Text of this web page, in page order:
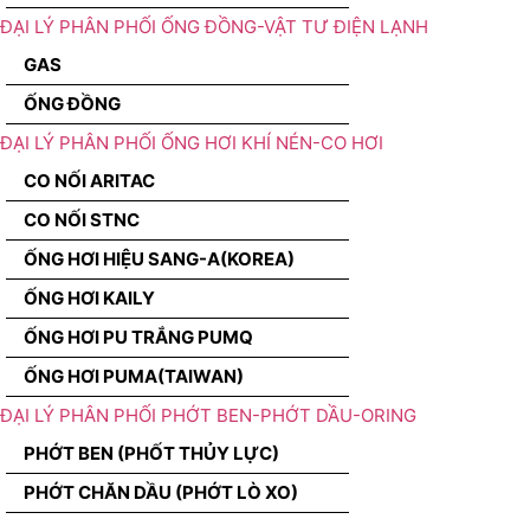
ĐẠI LÝ PHÂN PHỐI ỐNG ĐỒNG-VẬT TƯ ĐIỆN LẠNH
GAS
ỐNG ĐỒNG
ĐẠI LÝ PHÂN PHỐI ỐNG HƠI KHÍ NÉN-CO HƠI
CO NỐI ARITAC
CO NỐI STNC
ỐNG HƠI HIỆU SANG-A(KOREA)
ỐNG HƠI KAILY
ỐNG HƠI PU TRẮNG PUMQ
ỐNG HƠI PUMA(TAIWAN)
ĐẠI LÝ PHÂN PHỐI PHỚT BEN-PHỚT DẦU-ORING
PHỚT BEN (PHỐT THỦY LỰC)
PHỚT CHĂN DẦU (PHỚT LÒ XO)